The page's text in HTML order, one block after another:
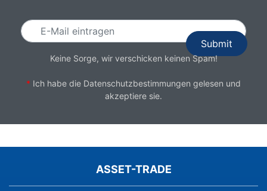
Keine Sorge, wir verschicken keinen Spam!
* Ich habe die Datenschutzbestimmungen gelesen und
akzeptiere sie.
ASSET-TRADE